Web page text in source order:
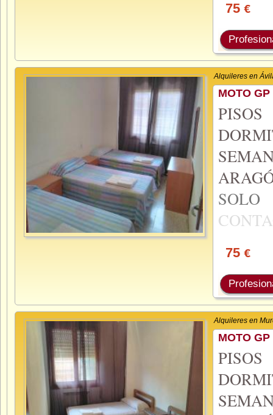
75 €
Alquileres en
MOTO
75 €
Alquileres en
MOTO